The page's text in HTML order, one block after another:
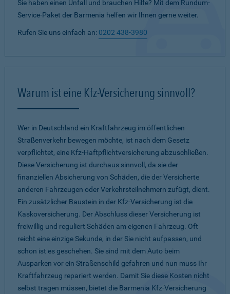
Sie haben einen Unfall und brauchen Hilfe? Mit dem Rundum-
Service-Paket der Barmenia helfen wir Ihnen gerne weiter.
Rufen Sie uns einfach an: 0202 438-3980
Warum ist eine Kfz-Versicherung sinnvoll?
Wer in Deutschland ein Kraftfahrzeug im öffentlichen
Straßenverkehr bewegen möchte, ist nach dem Gesetz
verpflichtet, eine Kfz-Haftpflichtversicherung abzuschließen.
Diese Versicherung ist durchaus sinnvoll, da sie der
finanziellen Absicherung von Schäden, die der Versicherte
anderen Fahrzeugen oder Verkehrsteilnehmern zufügt, dient.
Ein zusätzlicher Baustein in der Kfz-Versicherung ist die
Kaskoversicherung. Der Abschluss dieser Versicherung ist
freiwillig und reguliert Schäden am eigenen Fahrzeug. Oft
reicht eine einzige Sekunde, in der Sie nicht aufpassen, und
schon ist es geschehen. Sie sind mit dem Auto beim
Ausparken vor ein Straßenschild gefahren und nun muss Ihr
Kraftfahrzeug repariert werden. Damit Sie diese Kosten nicht
selbst tragen müssen, bietet die Barmenia Kfz-Versicherung